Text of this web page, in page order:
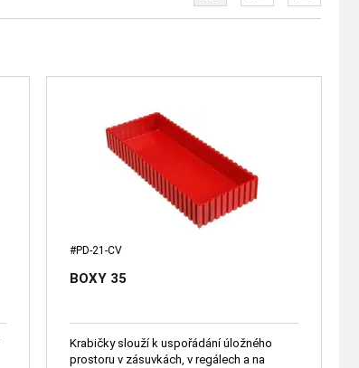
#PD-21-CV
BOXY 35
Krabičky slouží k uspořádání úložného
prostoru v zásuvkách, v regálech a na